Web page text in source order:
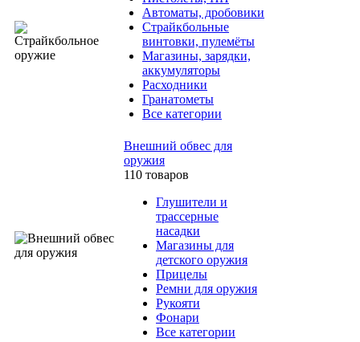
Автоматы, дробовики
Страйкбольные
винтовки, пулемёты
Магазины, зарядки,
аккумуляторы
Расходники
Гранатометы
Все категории
Внешний обвес для
оружия
110 товаров
Глушители и
трассерные
насадки
Магазины для
детского оружия
Прицелы
Ремни для оружия
Рукояти
Фонари
Все категории